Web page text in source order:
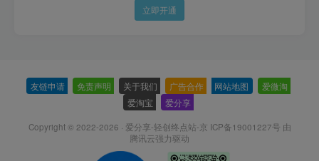
立即开通
友链申请 免责声明 关于我们 广告合作 网站地图 爱微淘
爱淘宝
爱分享
Copyright © 2022-2026 · 爱分享-轻创终点站-京 ICP备19001227号 由
腾讯云强力驱动